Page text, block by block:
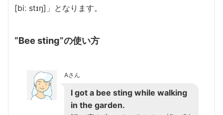
[biː stɪŋ]」となります。
“Bee sting”の使い方
Aさん
I got a bee sting while walking
in the garden.